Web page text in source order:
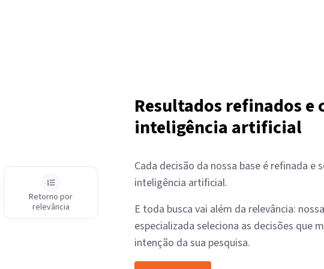
Resultados refinados e
inteligência artificial
Cada decisão da nossa base é refinada e
inteligência artificial.
E toda busca vai além da relevância:
especializada seleciona as decisões que
intenção da sua pesquisa.
Base de decisões
Retorno por
relevância